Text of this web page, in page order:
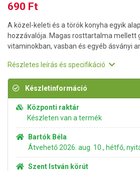
690 Ft
A közel-keleti és a török konyha egyik
hozzávalója. Magas rosttartalma mellett
vitaminokban, vasban és egyéb ásványi
Részletes leírás és specifikáció
Készletinformáció
Központi raktár
Készleten van a termék
Bartók Béla
Átvehető 2026. aug. 10., hétfő,
Szent István körút